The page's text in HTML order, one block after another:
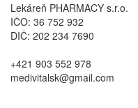
Lekáreň PHARMACY s.r.o.
IČO: 36 752 932
DIČ: 202 234 7690
+421 903 552 978
medivitalsk@gmail.com